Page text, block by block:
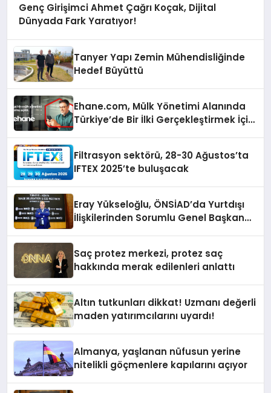
Genç Girişimci Ahmet Çağrı Koçak, Dijital
Dünyada Fark Yaratıyor!
Tanyer Yapı Zemin Mühendisliğinde
Hedef Büyüttü
Ehane.com, Mülk Yönetimi Alanında
Türkiye’de Bir İlki Gerçekleştirmek İçin
Filtrasyon sektörü, 28-30 Ağustos’ta
IFTEX 2025’te buluşacak
Eray Yükseloğlu, ÖNSİAD’da Yurtdışı
İlişkilerinden Sorumlu Genel Başkan
Saç protez merkezi, protez saç
hakkında merak edilenleri anlattı
Altın tutkunları dikkat! Uzmanı değerli
maden yatırımcılarını uyardı!
Almanya, yaşlanan nüfusun yerine
nitelikli göçmenlere kapılarını açıyor